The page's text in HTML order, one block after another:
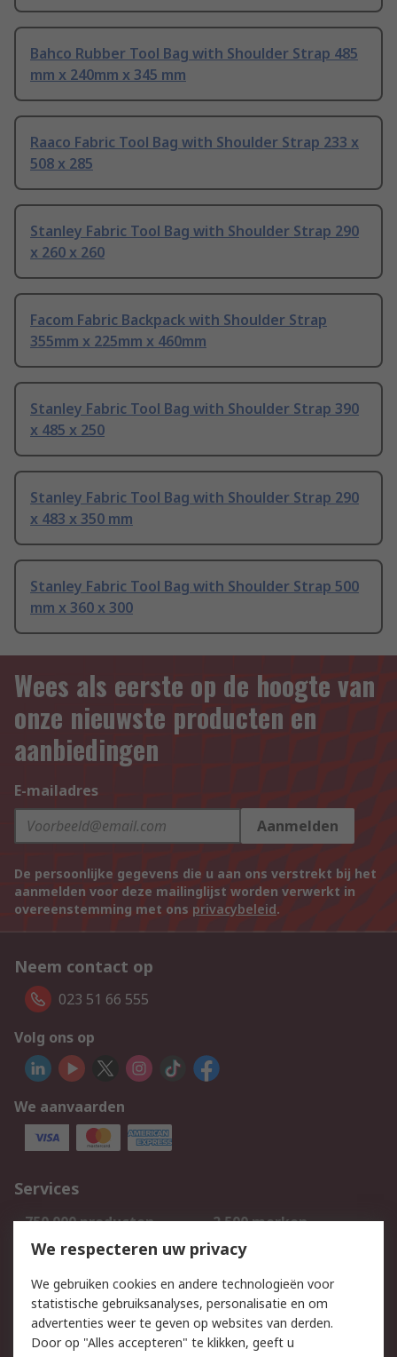
Bahco Rubber Tool Bag with Shoulder Strap 485
mm x 240mm x 345 mm
Raaco Fabric Tool Bag with Shoulder Strap 233 x
508 x 285
Stanley Fabric Tool Bag with Shoulder Strap 290
x 260 x 260
Facom Fabric Backpack with Shoulder Strap
355mm x 225mm x 460mm
Stanley Fabric Tool Bag with Shoulder Strap 390
x 485 x 250
Stanley Fabric Tool Bag with Shoulder Strap 290
x 483 x 350 mm
Stanley Fabric Tool Bag with Shoulder Strap 500
mm x 360 x 300
Wees als eerste op de hoogte van
onze nieuwste producten en
aanbiedingen
E-mailadres
Aanmelden
De persoonlijke gegevens die u aan ons verstrekt bij het
aanmelden voor deze mailinglijst worden verwerkt in
overeenstemming met ons privacybeleid.
Neem contact op
023 51 66 555
Volg ons op
We aanvaarden
Services
750.000 producten
2.500 merken
Bestellen
Inkoopoplossingen
Track & Trace
Wettelijk
We respecteren uw privacy
We gebruiken cookies en andere technologieën voor
statistische gebruiksanalyses, personalisatie en om
advertenties weer te geven op websites van derden.
Door op "Alles accepteren" te klikken, geeft u